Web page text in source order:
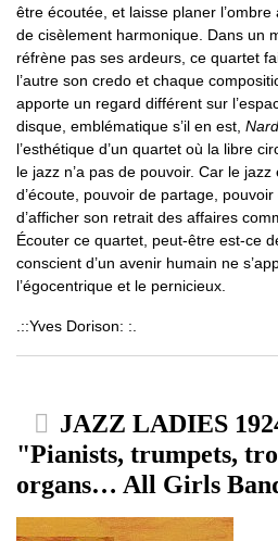
être écoutée, et laisse planer l’ombre
de cisèlement harmonique. Dans un
réfrène pas ses ardeurs, ce quartet
l’autre son credo et chaque
apporte un regard différent sur
disque, emblématique s’il en est,
l’esthétique d’un quartet où la libre
le jazz n’a pas de pouvoir. Car le
d’écoute, pouvoir de partage,
d’afficher son retrait des affaires
Écouter ce quartet, peut-être est-ce
conscient d’un avenir humain ne
l’égocentrique et le pernicieux.
.::Yves Dorison: :.
JAZZ LADIES
"Pianists, trumpets,
organs… All Girls